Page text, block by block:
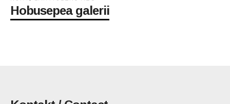
Hobusepea galerii